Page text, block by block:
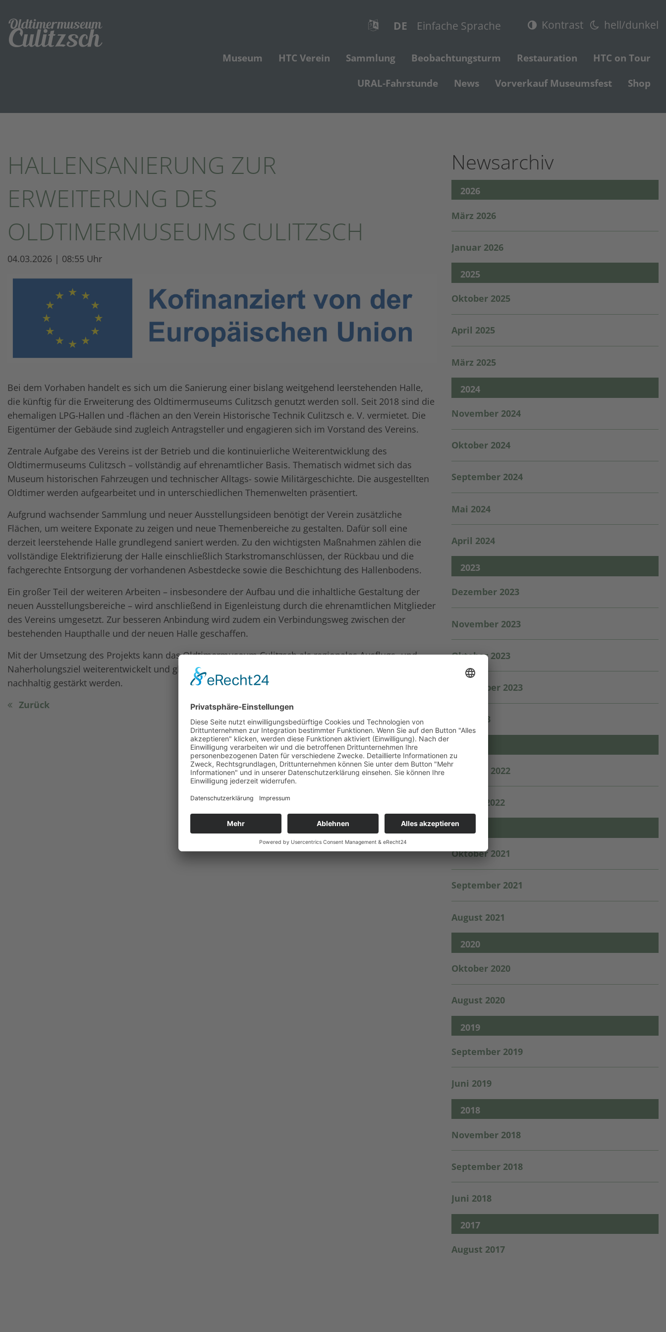
DE Einfache Sprache Kontrast hell/dunkel
Museum HTC Verein Sammlung Beobachtungsturm Restauration
HTC on Tour
URAL-Fahrstunde
News Vorverkauf Museumsfest Shop
HALLENSANIERUNG ZUR
ERWEITERUNG DES
OLDTIMERMUSEUMS CULITZSCH
04.03.2026 | 08:55 Uhr
Bei dem Vorhaben handelt es sich um die Sanierung einer bislang weitgehend leerstehenden Halle,
die künftig für die Erweiterung des Oldtimermuseums Culitzsch genutzt werden soll. Seit 2018 sind die
ehemaligen LPG-Hallen und -flächen an den Verein Historische Technik Culitzsch e. V. vermietet. Die
Eigentümer der Gebäude sind zugleich Antragsteller und engagieren sich im Vorstand des Vereins.
Zentrale Aufgabe des Vereins ist der Betrieb und die kontinuierliche Weiterentwicklung des
Oldtimermuseums Culitzsch – vollständig auf ehrenamtlicher Basis. Thematisch widmet sich das
Museum historischen Fahrzeugen und technischer Alltags- sowie Militärgeschichte. Die ausgestellten
Oldtimer werden aufgearbeitet und in unterschiedlichen Themenwelten präsentiert.
Aufgrund wachsender Sammlung und neuer Ausstellungsideen benötigt der Verein zusätzliche
Flächen, um weitere Exponate zu zeigen und neue Themenbereiche zu gestalten. Dafür soll eine
derzeit leerstehende Halle grundlegend saniert werden. Zu den wichtigsten Maßnahmen zählen die
vollständige Elektrifizierung der Halle einschließlich Starkstromanschlüssen, der Rückbau und die
fachgerechte Entsorgung der vorhandenen Asbestdecke sowie die Beschichtung des Hallenbodens.
Ein großer Teil der weiteren Arbeiten – insbesondere der Aufbau und die inhaltliche Gestaltung der
neuen Ausstellungsbereiche – wird anschließend in Eigenleistung durch die ehrenamtlichen Mitglieder
des Vereins umgesetzt. Zur besseren Anbindung wird zudem ein Verbindungsweg zwischen der
bestehenden Haupthalle und der neuen Halle geschaffen.
Mit der Umsetzung des Projekts kann das Oldtimermuseum Culitzsch als regionales Ausflugs- und
Naherholungsziel weiterentwickelt und gleichzeitig das dahinterstehende ehrenamtliche Engagement
nachhaltig gestärkt werden.
Zurück
Newsarchiv
2026
März 2026
Januar 2026
2025
Oktober 2025
April 2025
März 2025
2024
November 2024
Oktober 2024
September 2024
Mai 2024
April 2024
2023
Dezember 2023
November 2023
Oktober 2023
September 2023
Mai 2023
Oktober 2022
August 2022
2021
Oktober 2021
September 2021
August 2021
2020
Oktober 2020
August 2020
2019
September 2019
Juni 2019
2018
November 2018
September 2018
Juni 2018
2017
August 2017